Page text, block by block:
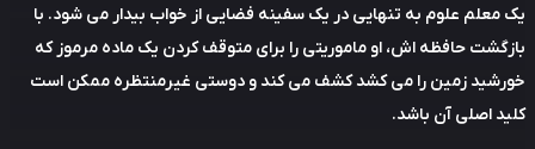
معلم علوم به تنهایی در یک سفینه فضایی از خواب بیدار می شود. با
حافظه اش، او ماموریتی را برای متوقف کردن یک ماده مرموز که
زمین را می کشد کشف می کند و دوستی غیرمنتظره ممکن است
اصلی آن باشد.